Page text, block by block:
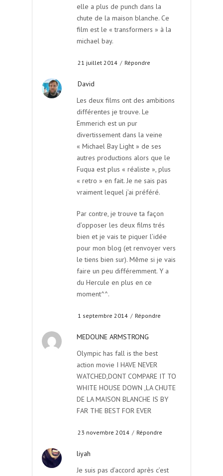
elle a plus de punch dans la
chute de la maison blanche. Ce
film est le « transformers » à la
michael bay.
21 juillet 2014 / Répondre
David
Les deux films ont des ambitions
différentes je trouve. Le
Emmerich est un pur
divertissement dans la veine
« Michael Bay Light » de ses
autres productions alors que le
Fuqua est plus « réaliste », plus
« retro » en fait. Je ne sais pas
vraiment lequel j’ai préféré.
Par contre, je trouve ta façon
d’opposer les deux films trés
bien et je vais te piquer l’idée
pour mon blog (et renvoyer vers
le tiens bien sur). Même si je vais
faire un peu différemment. Y a
du Hercule en plus en ce
moment^^.
1 septembre 2014 / Répondre
MEDOUNE ARMSTRONG
Olympic has fall is the best
action movie I HAVE NEVER
WATCHED,DONT COMPARE IT TO
WHITE HOUSE DOWN ,LA CHUTE
DE LA MAISON BLANCHE IS BY
FAR THE BEST FOR EVER
23 novembre 2014 / Répondre
liyah
Je suis pas d’accord après c’est